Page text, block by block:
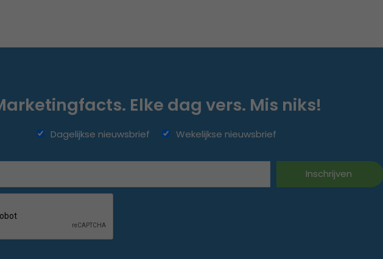
Elke dag vers. Mis niks!
Dagelijkse nieuwsbrief Wekelijkse nieuwsbrief